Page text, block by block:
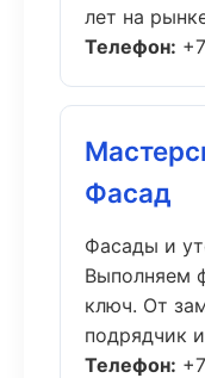
лет на
Телефон:
Фасад
Фасады и
Выполняем
ключ. От
подрядчик
Телефон: